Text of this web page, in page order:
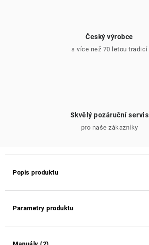
Český výrobce
s více než 70 letou tradicí
Skvělý pozáruční servis
pro naše zákazníky
Popis produktu
Parametry produktu